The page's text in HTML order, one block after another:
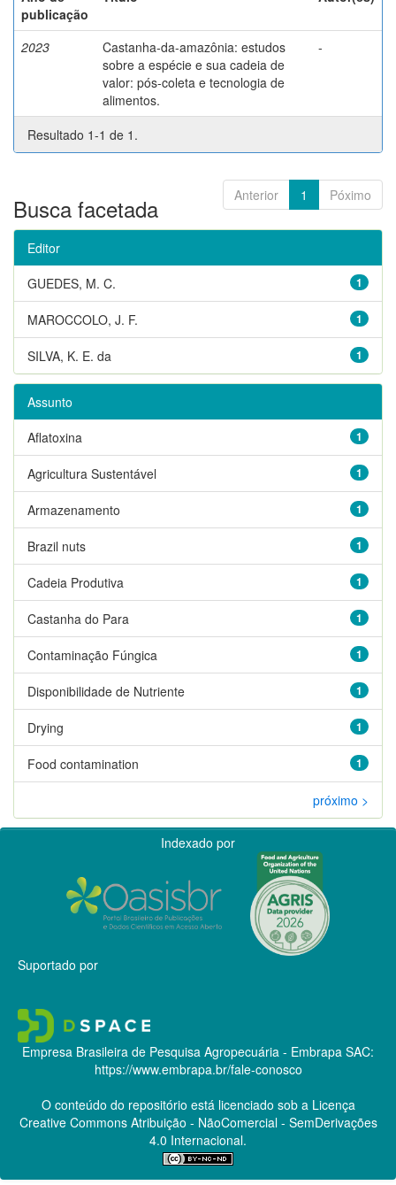
publicação
2023
Castanha-da-amazônia: estudos
sobre a espécie e sua cadeia de
valor: pós-coleta e tecnologia de
alimentos.
-
Resultado 1-1 de 1.
Anterior 1 Póximo
Busca facetada
Editor
1
GUEDES, M. C.
1
MAROCCOLO, J. F.
1
SILVA, K. E. da
Assunto
1
Aflatoxina
1
Agricultura Sustentável
1
Armazenamento
1
Brazil nuts
1
Cadeia Produtiva
1
Castanha do Para
1
Contaminação Fúngica
1
Disponibilidade de Nutriente
1
Drying
1
Food contamination
próximo >
Indexado por
Suportado por
Empresa Brasileira de Pesquisa Agropecuária - Embrapa SAC:
https://www.embrapa.br/fale-conosco
O conteúdo do repositório está licenciado sob a Licença
Creative CommonsAtribuição - NãoComercial - SemDerivações
4.0 Internacional.